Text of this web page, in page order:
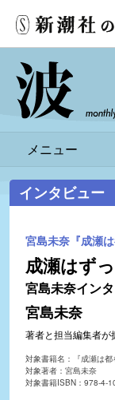
メニュー
インタビュー
宮島未奈『成瀬
成瀬はず
宮島未奈イン
宮島未奈
著者と担当編集者が
対象書籍名：『成瀬は都
対象著者：宮島未奈
対象書籍ISBN：978-4-